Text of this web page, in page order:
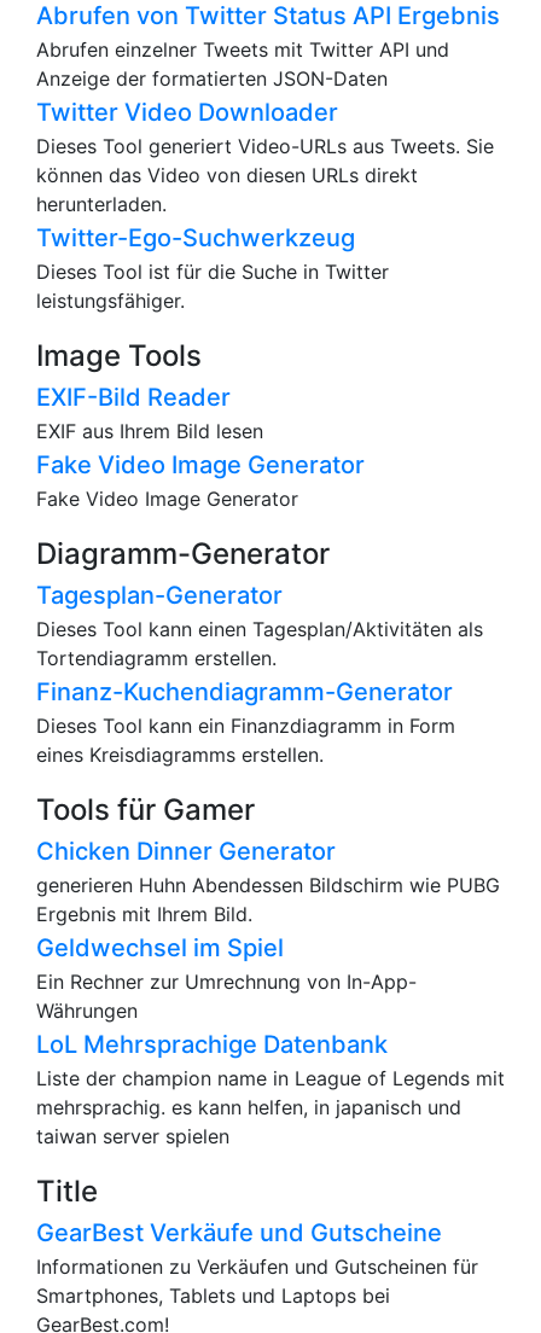
Abrufen von Twitter Status API Ergebnis
Abrufen einzelner Tweets mit Twitter API und
Anzeige der formatierten JSON-Daten
Twitter Video Downloader
Dieses Tool generiert Video-URLs aus Tweets. Sie
können das Video von diesen URLs direkt
herunterladen.
Twitter-Ego-Suchwerkzeug
Dieses Tool ist für die Suche in Twitter
leistungsfähiger.
Image Tools
EXIF-Bild Reader
EXIF aus Ihrem Bild lesen
Fake Video Image Generator
Fake Video Image Generator
Diagramm-Generator
Tagesplan-Generator
Dieses Tool kann einen Tagesplan/Aktivitäten als
Tortendiagramm erstellen.
Finanz-Kuchendiagramm-Generator
Dieses Tool kann ein Finanzdiagramm in Form
eines Kreisdiagramms erstellen.
Tools für Gamer
Chicken Dinner Generator
generieren Huhn Abendessen Bildschirm wie PUBG
Ergebnis mit Ihrem Bild.
Geldwechsel im Spiel
Ein Rechner zur Umrechnung von In-App-
Währungen
LoL Mehrsprachige Datenbank
Liste der champion name in League of Legends mit
mehrsprachig. es kann helfen, in japanisch und
taiwan server spielen
Title
GearBest Verkäufe und Gutscheine
Informationen zu Verkäufen und Gutscheinen für
Smartphones, Tablets und Laptops bei
GearBest.com!